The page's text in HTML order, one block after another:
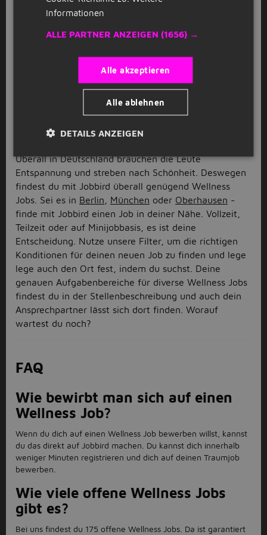
Darüber hinaus sollte serviceorientiertes Handeln kein
Fremdwort für dich sein und der Kunde muss stets an
erster Stelle stehen. Auch hygienisches und
werden. Zu guter Letzt solltest du Teamfähigkeit und
auch eine gewissen Belastbarkeit in deinem Wellness
Job beweisen - dann steht einer erfolgreichen
Bewerbung auf Stellenangeboten im Wellnessbereich
nichts mehr im Weg.
Wellness Jobs in deiner Nähe
Überall in Deutschland brauchen die Leute
Entspannung und streben nach Schönheit. Deswegen
findest du mit Jobbird überall genügend Wellness
Jobs. Sei es in Berlin München oder Oberhausen -
finde mit Jobbird einen Job in deiner Nähe. Vollzeit,
Teilzeit oder auf Minijobbasis, es ist deine
Entscheidung. Nutze unsere Filter, um die richtigen
Konditionen für deinen neuen Job zu finden und lege
lege auch den Ort fest, indem du suchst. Deine
genauen Aufgabenbereiche für diverse Wellness Jobs
findest du in der Stellenbeschreibung und auch dein
Ansprechpartner lässt sich dort finden. Worauf
wartest du noch?
FAQ
Wie bewirbt man sich auf einen
Wellness Job?
Wenn du dich auf einen Wellness Job bewerben willst, kannst
du das direkt auf Jobbird machen. Du kannst dich innerhalb
weniger Minuten registrieren und dich auf deinen Traumjob
bewerben.
Wie viele offene Wellness Jobs
gibt es?
Bei uns findest du 175 offene Wellness Jobs. Da ist garantiert
Informationen
ALLE PARTNER ANZEIGEN (1656) →
Alle akzeptieren
Alle ablehnen
DETAILS ANZEIGEN